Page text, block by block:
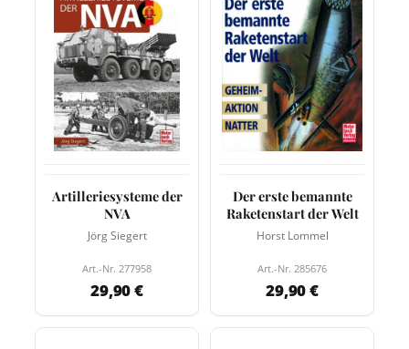
Artilleriesysteme der
NVA
Jörg Siegert
Art.-Nr. 277958
29,90 €
Der erste bemannte
Raketenstart der Welt
Horst Lommel
Art.-Nr. 285676
29,90 €